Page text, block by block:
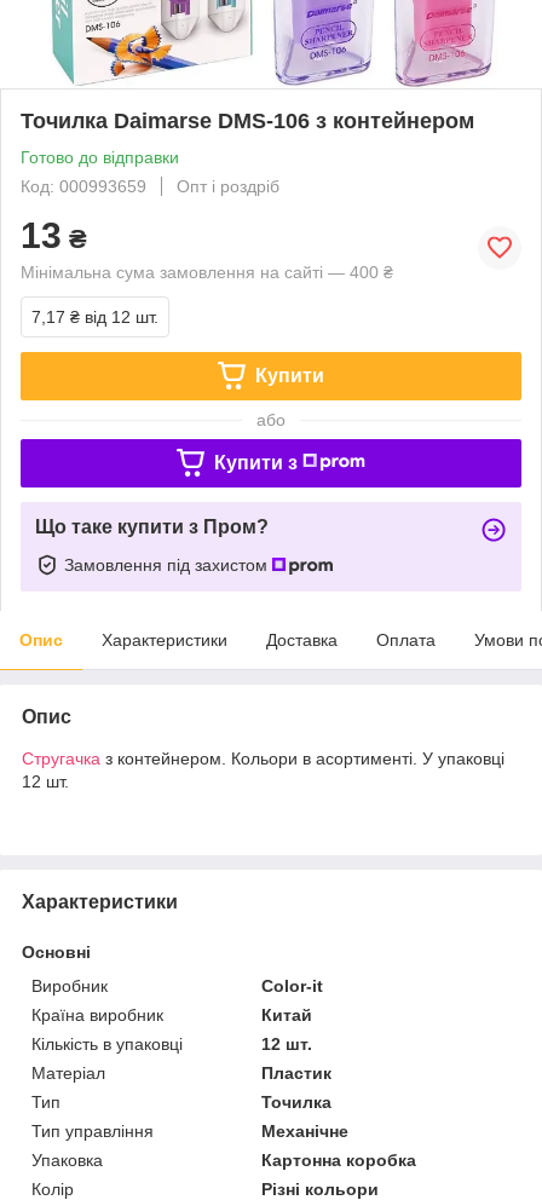
Точилка Daimarse DMS-106 з контейнером
Готово до відправки
Код: 000993659
Опт і роздріб
13 ₴
Мінімальна сума замовлення на сайті — 400 ₴
7,17 ₴ від 12 шт.
Купити
або
Купити з
Що таке купити з Пром?
Замовлення під захистом
Опис Характеристики Доставка Оплата Умови
Опис
Стругачка з контейнером. Кольори в асортименті. У упаковці
12 шт.
Характеристики
Основні
Виробник
Color-it
Країна виробник
Китай
Кількість в упаковці
12 шт.
Матеріал
Пластик
Тип
Точилка
Тип управління
Механічне
Упаковка
Картонна коробка
Колір
Різні кольори